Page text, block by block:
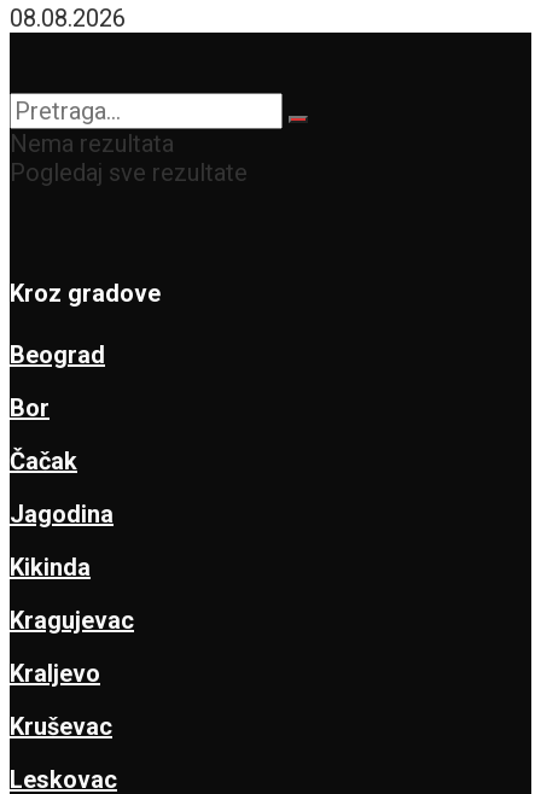
08.08.2026
Nema rezultata
Pogledaj sve rezultate
Kroz gradove
Beograd
Bor
Čačak
Jagodina
Kikinda
Kragujevac
Kraljevo
Kruševac
Leskovac